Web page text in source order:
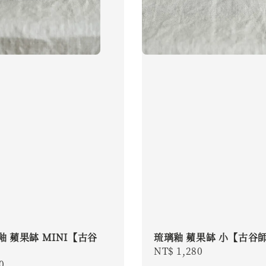
蘋果缽 MINI【古谷
琉璃釉 蘋果缽 小【古谷
Regular
NT$ 1,280